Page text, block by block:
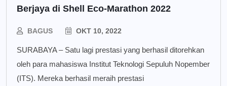
Berjaya di Shell Eco-Marathon 2022
BAGUS OKT 10, 2022
SURABAYA – Satu lagi prestasi yang berhasil ditorehkan
oleh para mahasiswa Institut Teknologi Sepuluh Nopember
(ITS). Mereka berhasil meraih prestasi